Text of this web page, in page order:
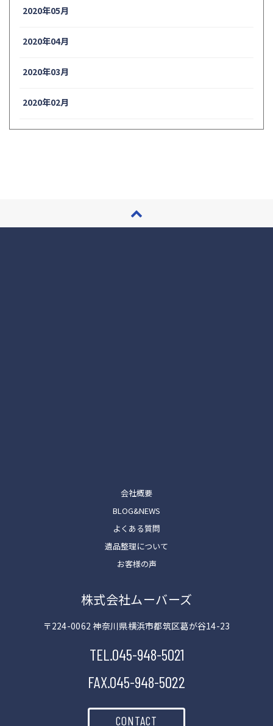
2020年05月
2020年04月
2020年03月
2020年02月
株式会社ムーバーズ
〒224-0062 神奈川県横浜市都筑区葛が谷14-23
TEL.045-948-5021
FAX.045-948-5022
CONTACT
会社概要
BLOG&NEWS
よくある質問
遺品整理について
お客様の声